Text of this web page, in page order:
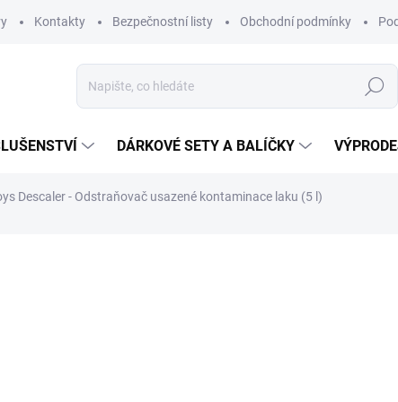
Kontakty Bezpečnostní listy Obchodní podmínky
Hledat
DÁRKOVÉ SETY A BALÍČKY
Descaler - Odstraňovač usazené kontaminace laku (5 l)